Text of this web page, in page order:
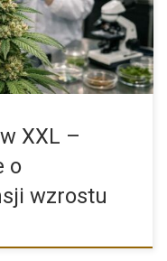
XXL –
o
wzrostu